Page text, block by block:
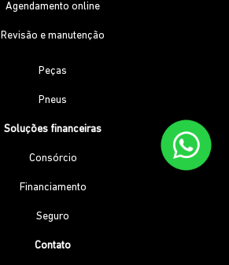
Agendamento online
Revisão e manutenção
Peças
Pneus
Soluções financeiras
Consórcio
Financiamento
Seguro
Contato